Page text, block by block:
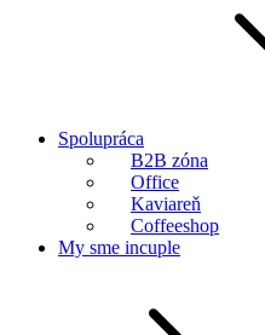
Spolupráca
B2B zóna
Office
Kaviareň
Coffeeshop
My sme incuple